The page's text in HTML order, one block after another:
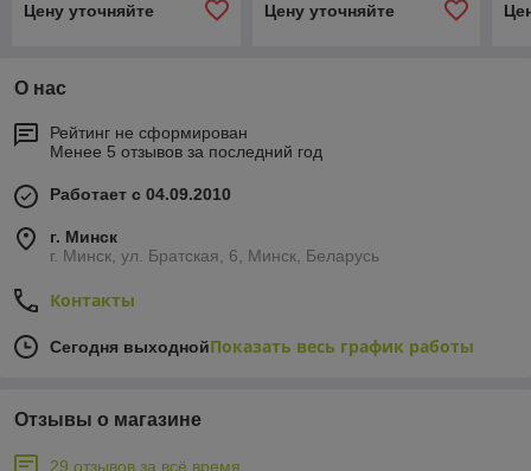
Цену уточняйте Цену уточняйте
О нас
Рейтинг не сформирован
Менее 5 отзывов за последний год
Работает с 04.09.2010
г. Минск
г. Минск, ул. Братская, 6, Минск, Беларусь
Контакты
Сегодня выходнойПоказать весь график работы
Отзывы о магазине
29 отзывов за всё время